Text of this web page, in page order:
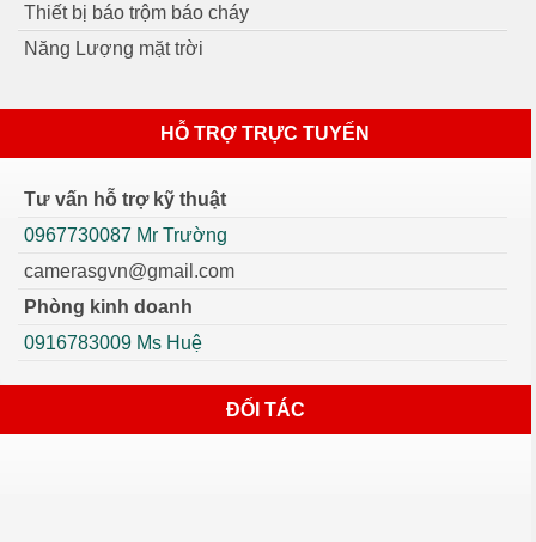
Thiết bị báo trộm báo cháy
Năng Lượng mặt trời
HỖ TRỢ TRỰC TUYẾN
Tư vấn hỗ trợ kỹ thuật
0967730087 Mr Trường
camerasgvn@gmail.com
Phòng kinh doanh
0916783009 Ms Huệ
ĐỐI TÁC